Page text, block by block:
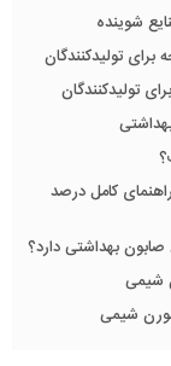
شوینده
تولیدکنندگان
تولیدکنندگان
کامل درصد
بهداشتی دارد؟
شیمی
شیمی